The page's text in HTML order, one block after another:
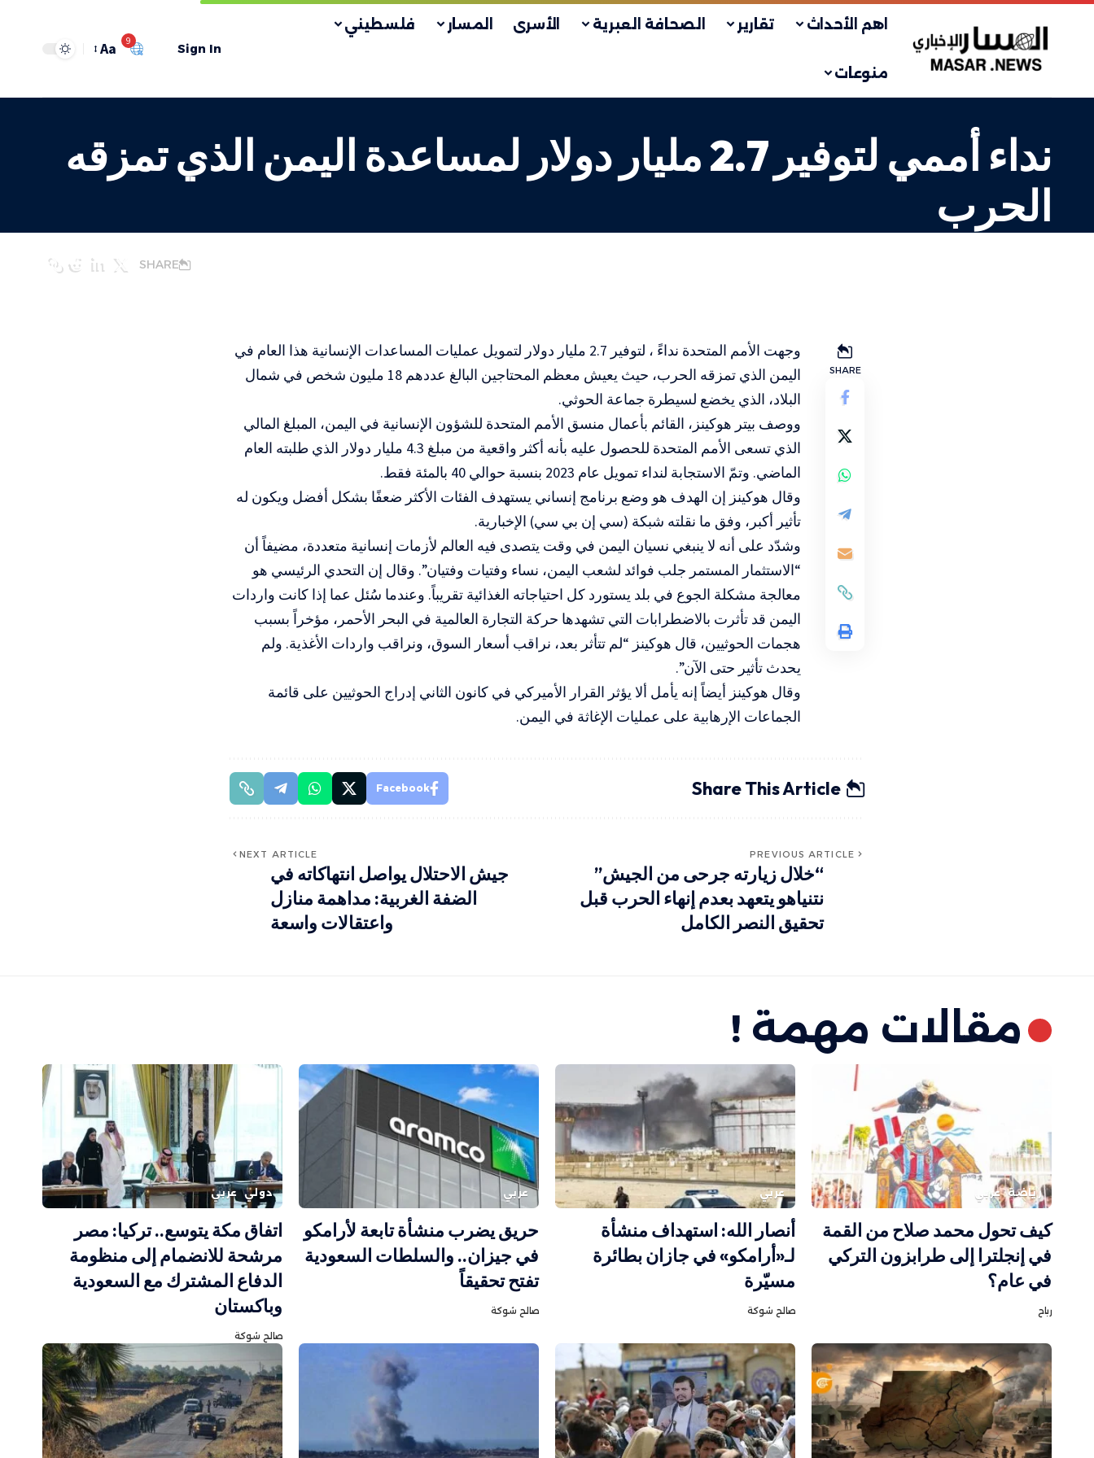
اهم الأحداث تقارير الصحافة العبرية الأسرى المسار فلسطيني
منوعات
Sign In
9
Aa
نداء أممي لتوفير 2.7 مليار دولار لمساعدة اليمن الذي تمزقه
الحرب
SHARE
SHARE
وجهت الأمم المتحدة نداءً ، لتوفير 2.7 مليار دولار لتمويل عمليات المساعدات الإنسانية هذا العام في
اليمن الذي تمزقه الحرب، حيث يعيش معظم المحتاجين البالغ عددهم 18 مليون شخص في شمال
البلاد، الذي يخضع لسيطرة جماعة الحوثي.
ووصف بيتر هوكينز، القائم بأعمال منسق الأمم المتحدة للشؤون الإنسانية في اليمن، المبلغ المالي
الذي تسعى الأمم المتحدة للحصول عليه بأنه أكثر واقعية من مبلغ 4.3 مليار دولار الذي طلبته العام
الماضي. وتمّ الاستجابة لنداء تمويل عام 2023 بنسبة حوالي 40 بالمئة فقط.
وقال هوكينز إن الهدف هو وضع برنامج إنساني يستهدف الفئات الأكثر ضعفًا بشكل أفضل ويكون له
تأثير أكبر، وفق ما نقلته شبكة (سي إن بي سي) الإخبارية.
وشدّد على أنه لا ينبغي نسيان اليمن في وقت يتصدى فيه العالم لأزمات إنسانية متعددة، مضيفاً أن
“الاستثمار المستمر جلب فوائد لشعب اليمن، نساء وفتيات وفتيان”. وقال إن التحدي الرئيسي هو
معالجة مشكلة الجوع في بلد يستورد كل احتياجاته الغذائية تقريباً. وعندما سُئل عما إذا كانت واردات
اليمن قد تأثرت بالاضطرابات التي تشهدها حركة التجارة العالمية في البحر الأحمر، مؤخراً بسبب
هجمات الحوثيين، قال هوكينز “لم تتأثر بعد، نراقب أسعار السوق، ونراقب واردات الأغذية. ولم
يحدث تأثير حتى الآن”.
وقال هوكينز أيضاً إنه يأمل ألا يؤثر القرار الأميركي في كانون الثاني إدراج الحوثيين على قائمة
الجماعات الإرهابية على عمليات الإغاثة في اليمن.
Share This Article
Facebook
PREVIOUS ARTICLE
“خلال زيارته جرحى من الجيش”
نتنياهو يتعهد بعدم إنهاء الحرب قبل
تحقيق النصر الكامل
NEXT ARTICLE
جيش الاحتلال يواصل انتهاكاته في
الضفة الغربية: مداهمة منازل
واعتقالات واسعة
مقالات مهمة !
رياضة عربي
كيف تحول محمد صلاح من القمة
في إنجلترا إلى طرابزون التركي
في عام؟
رباح
عربي
أنصار الله: استهداف منشأة
لـ«أرامكو» في جازان بطائرة
مسيّرة
صالح شوكة
عربي
حريق يضرب منشأة تابعة لأرامكو
في جيزان.. والسلطات السعودية
تفتح تحقيقاً
صالح شوكة
دولي عربي
اتفاق مكة يتوسع.. تركيا: مصر
مرشحة للانضمام إلى منظومة
الدفاع المشترك مع السعودية
وباكستان
صالح شوكة